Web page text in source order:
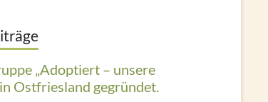
„Adoptiert – unsere
Ostfriesland gegründet.